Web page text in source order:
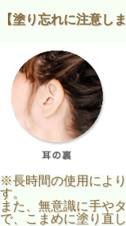
【塗り忘れに注意し
※長時間の使用によ
す。
また、無意識に手や
で、こまめに塗り直